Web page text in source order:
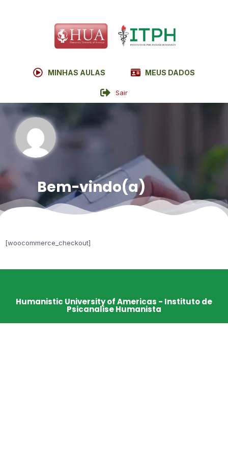
MINHAS AULAS MEUS DADOS
Sair
Bem-vindo(a)
[woocommerce_checkout]
Humanistic University of Americas - Instituto de
Psicanalise Humanista